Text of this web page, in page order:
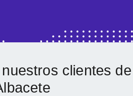
clientes de